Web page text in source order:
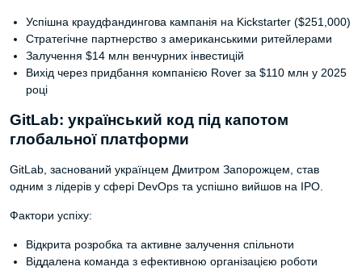
Успішна краудфандингова кампанія на Kickstarter ($251,000)
Стратегічне партнерство з американськими ритейлерами
Залучення $14 млн венчурних інвестицій
Вихід через придбання компанією Rover за $110 млн у 2025
році
GitLab: український код під капотом
глобальної платформи
GitLab, заснований українцем Дмитром Запорожцем, став
одним з лідерів у сфері DevOps та успішно вийшов на IPO.
Фактори успіху:
Відкрита розробка та активне залучення спільноти
Віддалена команда з ефективною організацією роботи